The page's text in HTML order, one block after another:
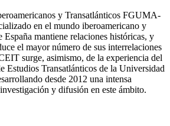
y Transatlánticos FGUMA-
en el mundo iberoamericano y
España mantiene relaciones históricas, y
el mayor número de sus interrelaciones
surge, asimismo, de la experiencia del
Estudios Transatlánticos de la Universidad
desde 2012 una intensa
y difusión en este ámbito.